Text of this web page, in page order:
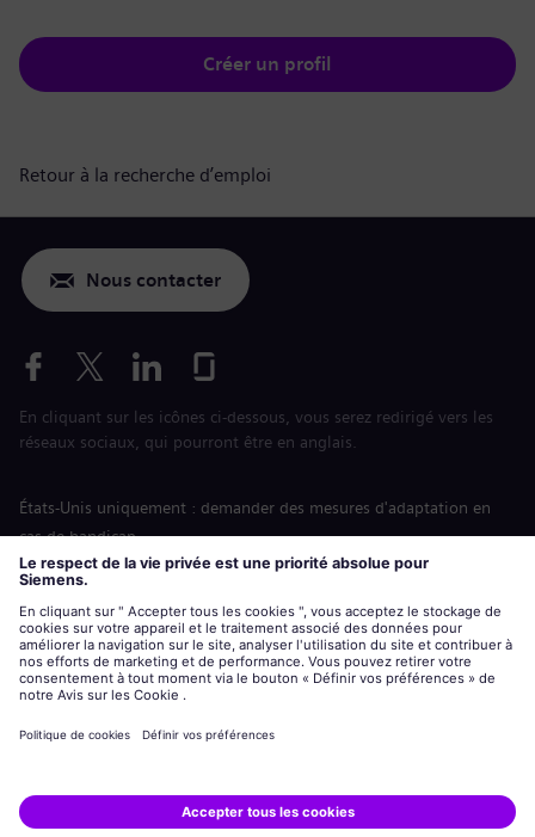
Créer un profil
Retour à la recherche d’emploi
Nous contacter
En cliquant sur les icônes ci-dessous, vous serez redirigé vers les
réseaux sociaux, qui pourront être en anglais.
États-Unis uniquement : demander des mesures d'adaptation en
cas de handicap
Labor Condition Application (Formulaire sur les conditions
siemens-energy.comSite Internet international
Informations sur l’entreprise
Avis de confidentialité
Siemens Energy est une marque déposée de Siemens AG.